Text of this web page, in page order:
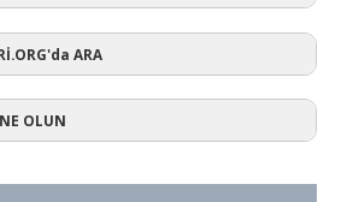
ARA
OLUN